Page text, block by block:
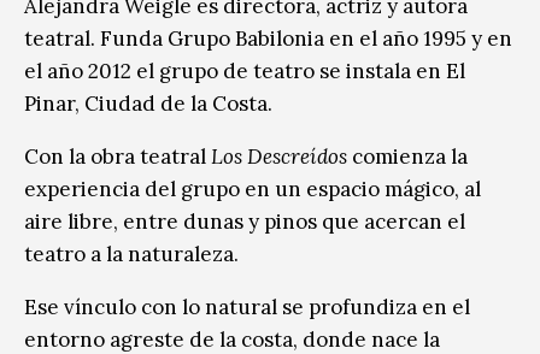
Alejandra Weigle es directora, actriz y autora
teatral. Funda Grupo Babilonia en el año 1995 y en
el año 2012 el grupo de teatro se instala en El
Pinar, Ciudad de la Costa.
Con la obra teatralLos Descreídos comienza la
experiencia del grupo en un espacio mágico, al
aire libre, entre dunas y pinos que acercan el
teatro a la naturaleza.
Ese vínculo con lo natural se profundiza en el
entorno agreste de la costa, donde nace la